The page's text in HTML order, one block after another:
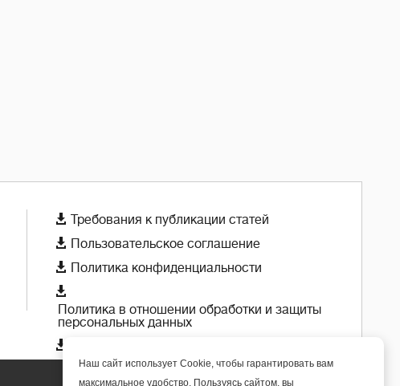
 Требования к публикации статей
 Пользовательское соглашение
 Политика конфиденциальности

Политика в отношении обработки и защиты
персональных данных

Наш сайт использует Cookie, чтобы гарантировать вам
максимальное удобство. Пользуясь сайтом, вы